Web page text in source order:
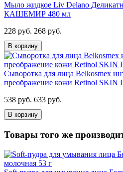
Мыло жидкое Liv Delano
КАШЕМИР 480 мл
228 руб. 268 руб.
В корзину
Cыворотка для лица Belkosmex
преображение кожи Retinol SKIN
538 руб. 633 руб.
В корзину
Товары того же